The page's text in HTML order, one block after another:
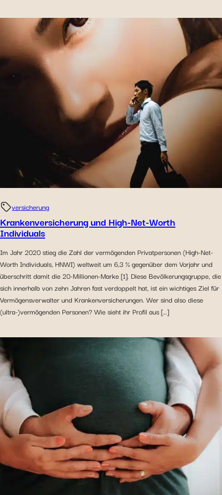
versicherung
Krankenversicherung und High-Net-Worth
Individuals
Im Jahr 2020 stieg die Zahl der vermögenden Privatpersonen (High-Net-
Worth Individuals, HNWI) weltweit um 6,3 % gegenüber dem Vorjahr und
überschritt damit die 20-Millionen-Marke [1]. Diese Bevölkerungsgruppe, die
sich innerhalb von zehn Jahren fast verdoppelt hat, ist ein wichtiges Ziel für
Vermögensverwalter und Krankenversicherungen. Wer sind also diese
(ultra-)vermögenden Personen? Wie sieht ihr Profil aus […]